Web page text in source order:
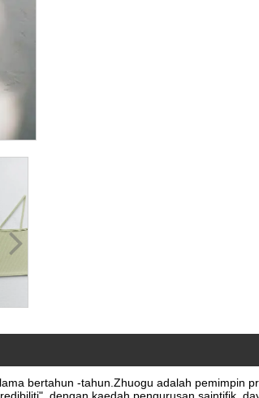
bertahun -tahun.Zhuogu adalah pemimpin